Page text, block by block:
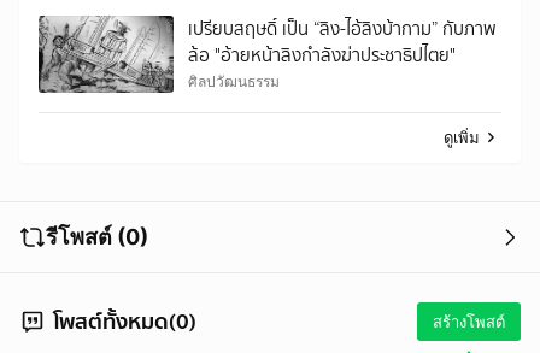
เปรียบสฤษดิ์ เป็น “ลิง-ไอ้ลิงบ้ากาม” กับภาพ
ล้อ "อ้ายหน้าลิงกำลังฆ่าประชาธิปไตย"
ศิลปวัฒนธรรม
ดูเพิ่ม
รีโพสต์ (0)
โพสต์ทั้งหมด(0) สร้างโพสต์